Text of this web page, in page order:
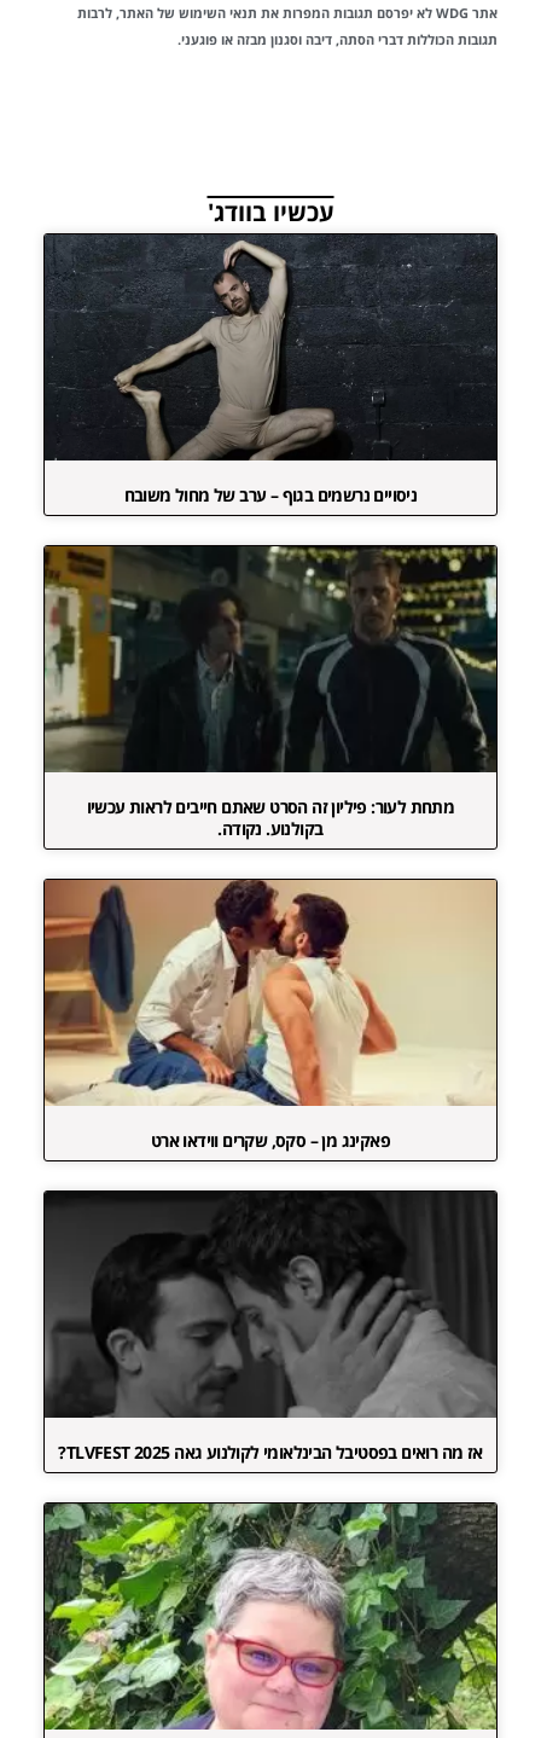
אתר WDG לא יפרסם תגובות המפרות את תנאי השימוש של האתר, לרבות
תגובות הכוללות דברי הסתה, דיבה וסגנון מבזה או פוגעני.
עכשיו בוודג'
ניסויים נרשמים בגוף – ערב של מחול משובח
מתחת לעור: פיליון זה הסרט שאתם חייבים לראות עכשיו
בקולנוע. נקודה.
פאקינג מן – סקס, שקרים ווידאו ארט
אז מה רואים בפסטיבל הבינלאומי לקולנוע גאה TLVFEST 2025?